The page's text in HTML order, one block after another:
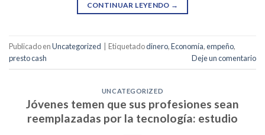
CONTINUAR LEYENDO →
Publicado enUncategorized Etiquetadodinero,Economía,empeño,
presto cash
Deje un comentario
UNCATEGORIZED
Jóvenes temen que sus profesiones sean
reemplazadas por la tecnología: estudio